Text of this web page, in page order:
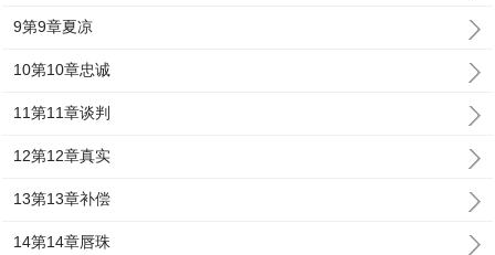
9第9章夏凉
10第10章忠诚
11第11章谈判
12第12章真实
13第13章补偿
14第14章唇珠